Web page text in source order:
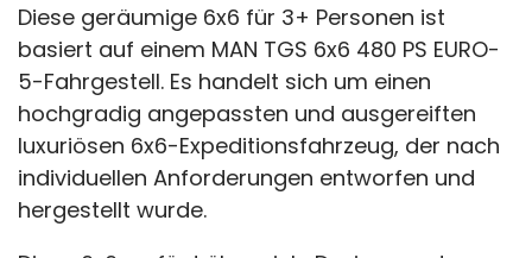
Diese geräumige 6x6 für 3+ Personen ist
basiert auf einem MAN TGS 6x6 480 PS EURO-
5-Fahrgestell. Es handelt sich um einen
hochgradig angepassten und ausgereiften
luxuriösen 6x6-Expeditionsfahrzeug, der nach
individuellen Anforderungen entworfen und
hergestellt wurde.